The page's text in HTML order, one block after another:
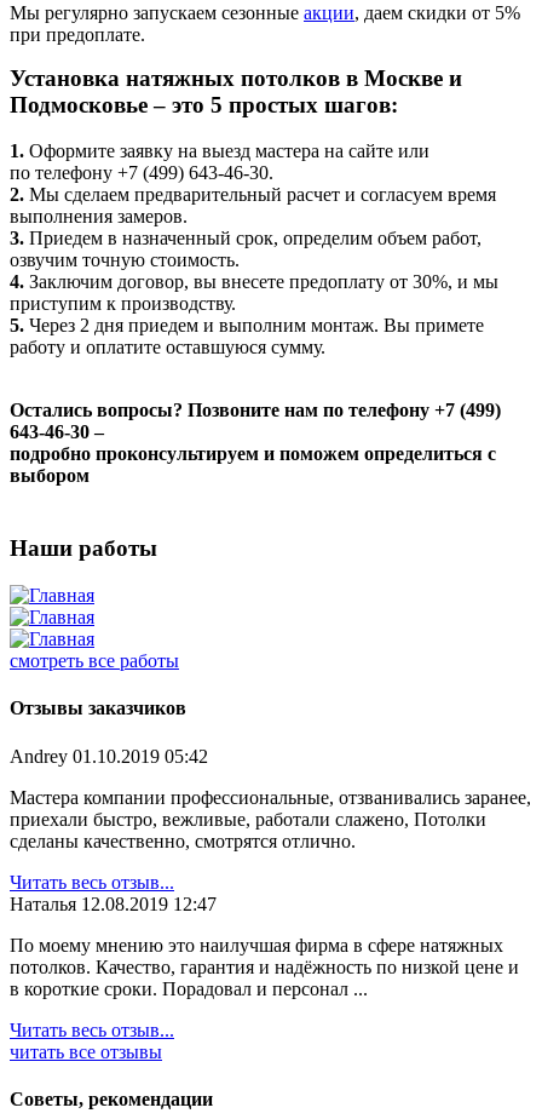
Мы регулярно запускаем сезонные акции, даем скидки от 5%
при предоплате.
Установка натяжных потолков в Москве и
Подмосковье – это 5 простых шагов:
1. Оформите заявку на выезд мастера на сайте или
по телефону +7 (499) 643-46-30.
2. Мы сделаем предварительный расчет и согласуем время
выполнения замеров.
3. Приедем в назначенный срок, определим объем работ,
озвучим точную стоимость.
4. Заключим договор, вы внесете предоплату от 30%, и мы
приступим к производству.
5. Через 2 дня приедем и выполним монтаж. Вы примете
работу и оплатите оставшуюся сумму.
Остались вопросы? Позвоните нам по телефону +7 (499)
643-46-30 –
подробно проконсультируем и поможем определиться с
выбором
Наши работы
смотреть все работы
Отзывы заказчиков
Andrey 01.10.2019 05:42
Мастера компании профессиональные, отзванивались заранее,
приехали быстро, вежливые, работали слажено, Потолки
сделаны качественно, смотрятся отлично.
Читать весь отзыв...
Наталья 12.08.2019 12:47
По моему мнению это наилучшая фирма в сфере натяжных
потолков. Качество, гарантия и надёжность по низкой цене и
в короткие сроки. Порадовал и персонал ...
Читать весь отзыв...
читать все отзывы
Советы, рекомендации